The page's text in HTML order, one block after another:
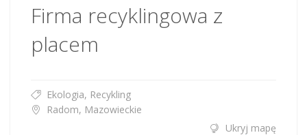
Firma recyklingowa z
placem
Ekologia, Recykling
Radom, Mazowieckie
Ukryj mapę